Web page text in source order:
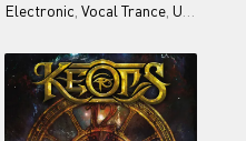
Singer-Songwriter
Electronic Vocal Trance Uplifting Trance